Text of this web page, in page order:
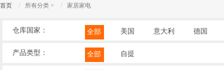
首页 / 所有分类 > / 家居家电
仓库国家： 全部 美国 意大利 德国
产品类型： 全部 自提